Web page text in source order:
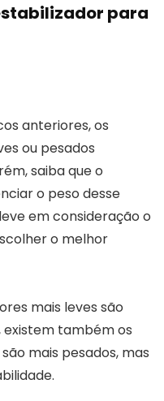
para
anteriores, os
ou pesados
saiba que o
o peso desse
em consideração o
o melhor
mais leves são
também os
mais pesados, mas